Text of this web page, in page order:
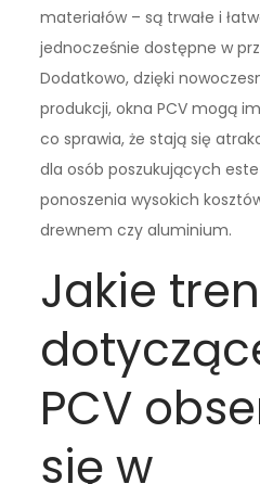
materiałów – są trwałe i
jednocześnie dostępne w
Dodatkowo, dzięki
produkcji, okna PCV mogą
co sprawia, że stają się
dla osób poszukujących
ponoszenia wysokich
drewnem czy aluminium.
Jakie
PCV
się w